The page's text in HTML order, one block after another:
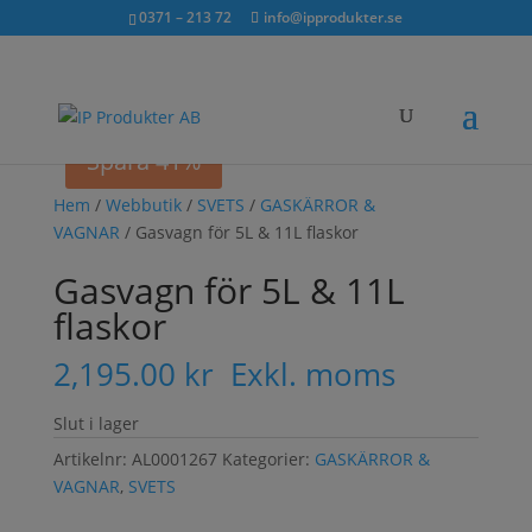
inkl. moms0371 – 213 72 info@ipprodukter.se
Sök...
×
Hem / Webbutik/ SVETS / GASKÄRROR &
VAGNAR / Gasvagn för 5L & 11L flaskor
Gasvagn för 5L & 11L
flaskor
2,195.00 kr Exkl. moms
Slut i lager
Artikelnr: AL0001267 Kategorier: GASKÄRROR &
VAGNAR, SVETS
Spara 41%